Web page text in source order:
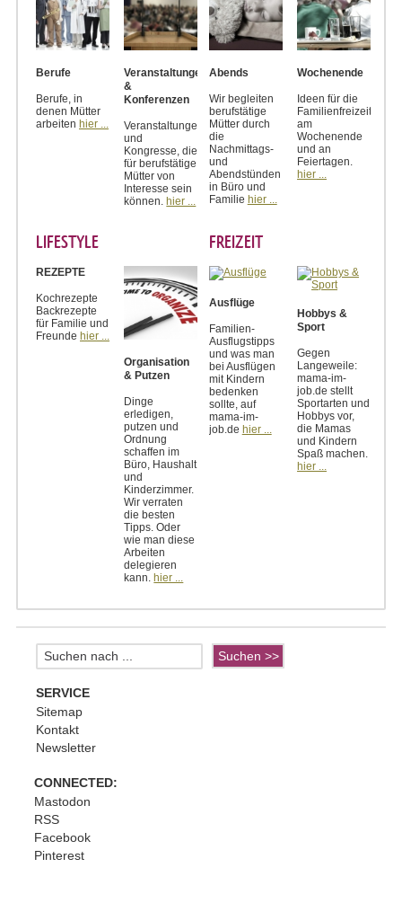
Berufe
Berufe, in
denen Mütter
arbeiten hier ...
Veranstaltungen
&
Konferenzen
Veranstaltungen
und
Kongresse, die
für berufstätige
Mütter von
Interesse sein
können. hier ...
Abends
Wir begleiten
berufstätige
Mütter durch
die
Nachmittags-
und
Abendstünden
in Büro und
Familie hier ...
Wochenende
Ideen für die
Familienfreizeit
am
Wochenende
und an
Feiertagen.
hier ...
LIFESTYLE
REZEPTE
Kochrezepte
Backrezepte
für Familie und
Freunde hier ...
Organisation
& Putzen
Dinge
erledigen,
putzen und
Ordnung
schaffen im
Büro, Haushalt
und
Kinderzimmer.
Wir verraten
die besten
Tipps. Oder
wie man diese
Arbeiten
delegieren
kann. hier ...
FREIZEIT
Ausflüge
Familien-
Ausflugstipps
und was man
bei Ausflügen
mit Kindern
bedenken
sollte, auf
mama-im-
job.de hier ...
Hobbys &
Sport
Gegen
Langeweile:
mama-im-
job.de stellt
Sportarten und
Hobbys vor,
die Mamas
und Kindern
Spaß machen.
hier ...
SERVICE
Sitemap
Kontakt
Newsletter
CONNECTED:
Mastodon
RSS
Facebook
Pinterest